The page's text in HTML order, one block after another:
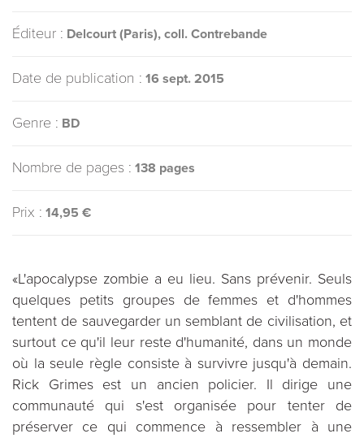
Éditeur : Delcourt (Paris), coll. Contrebande
Date de publication : 16 sept. 2015
Genre : BD
Nombre de pages : 138 pages
Prix : 14,95 €
«L'apocalypse zombie a eu lieu. Sans prévenir. Seuls
quelques petits groupes de femmes et d'hommes
tentent de sauvegarder un semblant de civilisation, et
surtout ce qu'il leur reste d'humanité, dans un monde
où la seule règle consiste à survivre jusqu'à demain.
Rick Grimes est un ancien policier. Il dirige une
communauté qui s'est organisée pour tenter de
préserver ce qui commence à ressembler à une